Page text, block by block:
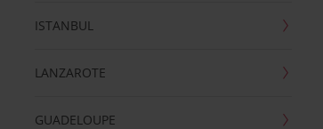
ISTANBUL
LANZAROTE
GUADELOUPE